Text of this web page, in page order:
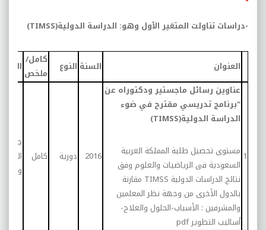
-دراسات تناولت المتغير الأول وهو: الدراسة الدولية(TIMSS
)
العنوان السنة النوع
كامل/
ملخص العينة
1
عناوين رسائل ماجستير ودكتوراه عن
"برنامج تدريسي مقترح في ضوء
الدراسة الدولية(TIMSS)
مستوى تحصيل طلبة المملكة العربية
السعودية فى الرياضيات والعلوم وفق
نتائج الدراسات الدولية TIMSS مقارنة
بالدول الأخرى من وجهة نظر المعلمين
والمشرفين : الأسباب-الحلول والعلاج-
أساليب التطويرpdf
2016 دورية كامل
جميع